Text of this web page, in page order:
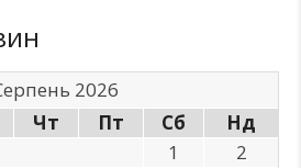
2026
Чт Пт Сб
Нд
1
2